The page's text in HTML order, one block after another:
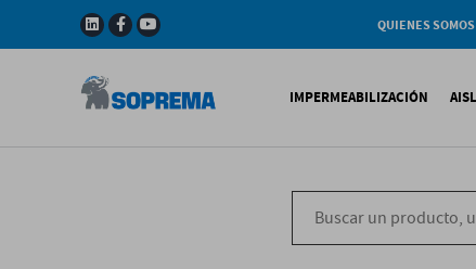
QUIENES SOMOS
IMPERMEABILIZACIÓN
Impermeabilización
Impermeabilización
Impermeabilización